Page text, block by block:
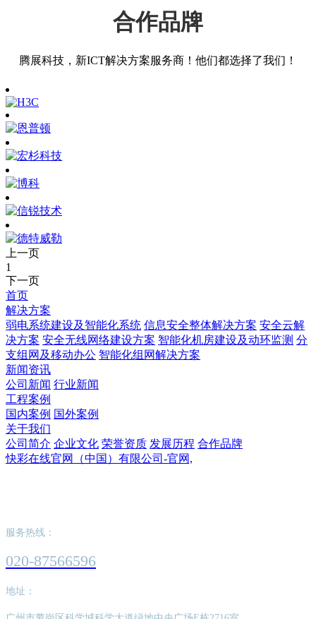
合作品牌
腾展科技，新ICT解决方案服务商！他们都选择了我们！
上一页
1
下一页
首页
解决方案
弱电系统建设及智能化系统 信息安全整体解决方案 安全云解
决方案 安全无线网络建设方案 智能化机房建设及动环监测 分
支组网及移动办公 智能化组网解决方案
新闻资讯
公司新闻 行业新闻
工程案例
国内案例 国外案例
关于我们
公司简介 企业文化 荣誉资质 发展历程 合作品牌
快彩在线官网（中国）有限公司-官网,
服务热线：
020-87566596
地址：